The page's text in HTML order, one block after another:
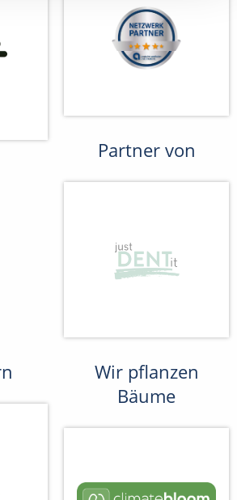
Partner von
Wir pflanzen
Bäume